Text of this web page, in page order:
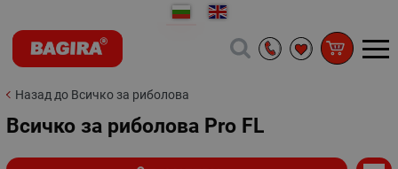
Назад до Всичко за риболова
Всичко за риболова Pro FL